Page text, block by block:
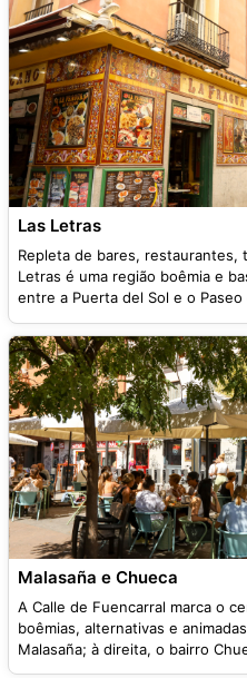
Las Letras
Repleta de bares, restaurantes,
Letras é uma região boêmia e
entre a Puerta del Sol e o Paseo
Malasaña e Chueca
A Calle de Fuencarral marca o
boêmias, alternativas e
Malasaña; à direita, o bairro